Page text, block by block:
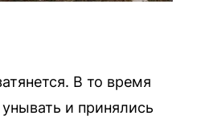
В то время
и принялись